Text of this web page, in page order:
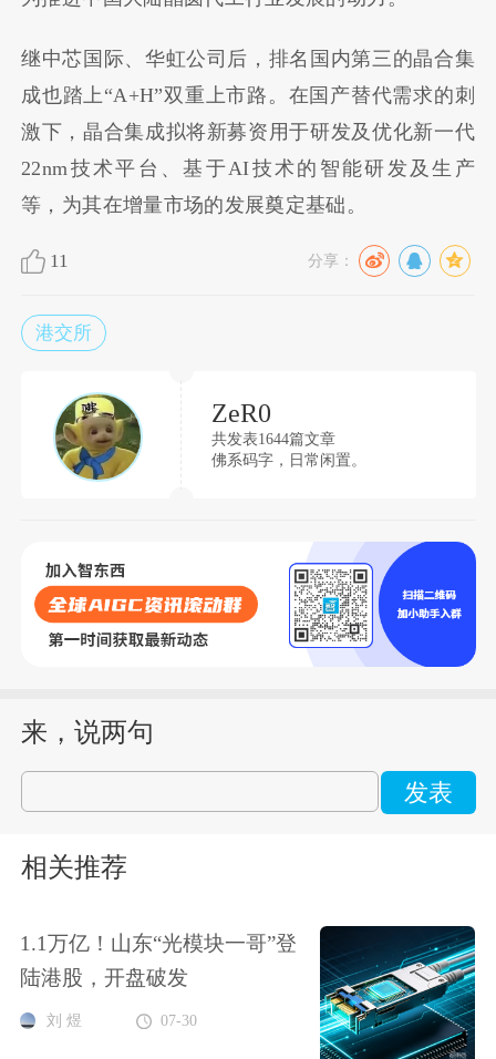
继中芯国际、华虹公司后，排名国内第三的晶合集
成也踏上“A+H”双重上市路。在国产替代需求的刺
激下，晶合集成拟将新募资用于研发及优化新一代
22nm技术平台、基于AI技术的智能研发及生产
等，为其在增量市场的发展奠定基础。
11 分享：
港交所
ZeR0
共发表1644篇文章
佛系码字，日常闲置。
来，说两句
发表
相关推荐
1.1万亿！山东“光模块一哥”登
陆港股，开盘破发
刘 煜 07-30